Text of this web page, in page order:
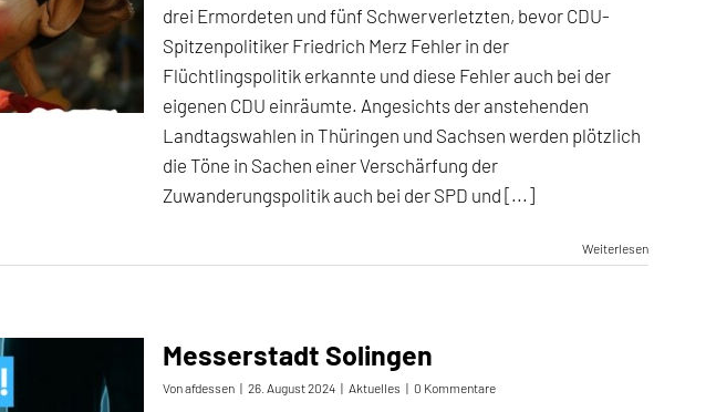
drei Ermordeten und fünf Schwerverletzten, bevor CDU-
Spitzenpolitiker Friedrich Merz Fehler in der
Flüchtlingspolitik erkannte und diese Fehler auch bei der
eigenen CDU einräumte. Angesichts der anstehenden
Landtagswahlen in Thüringen und Sachsen werden plötzlich
die Töne in Sachen einer Verschärfung der
Zuwanderungspolitik auch bei der SPD und [...]
Weiterlesen
Messerstadt Solingen
Vonafdessen | 26. August 2024 | Aktuelles | 0 Kommentare